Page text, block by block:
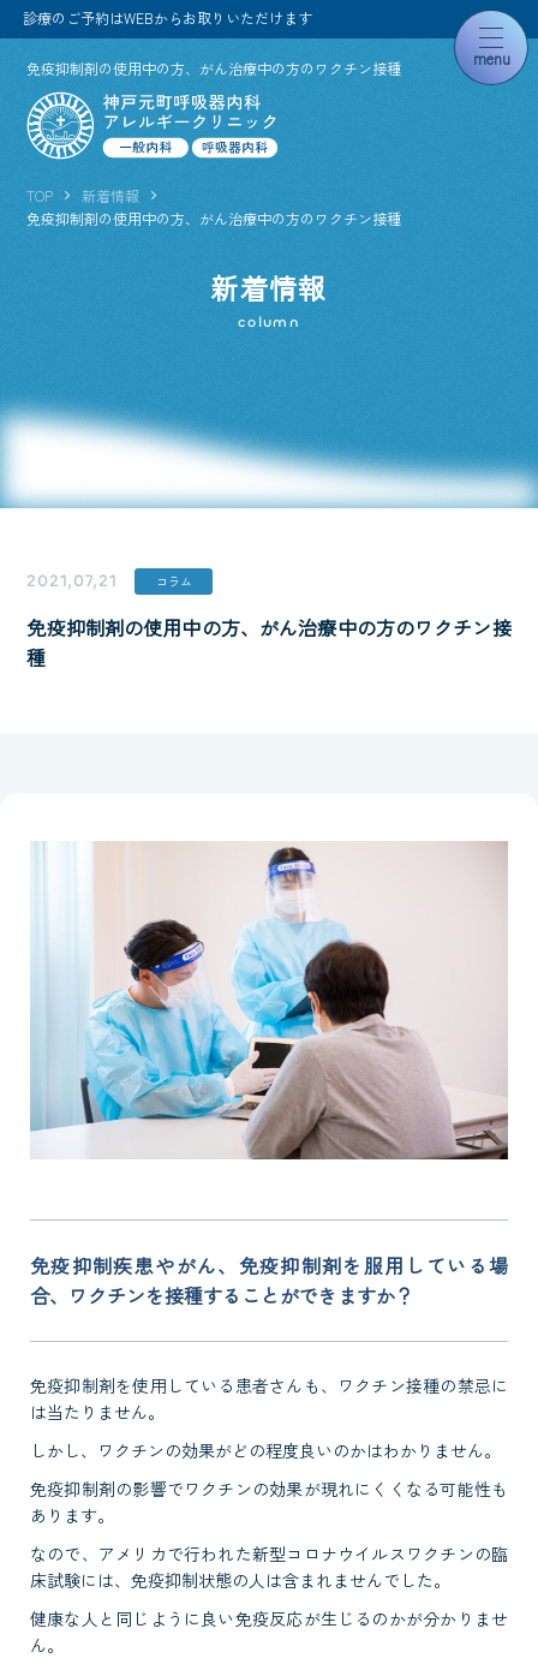
診療のご予約はWEBからお取りいただけます
免疫抑制剤の使用中の方、がん治療中の方のワクチン接種
toggle
TOP
新着情報
免疫抑制剤の使用中の方、がん治療中の方のワクチン接種
新着情報
column
2021,07,21 コラム
免疫抑制剤の使用中の方、がん治療中の方のワクチン接
種
免疫抑制疾患やがん、免疫抑制剤を服用している場
合、ワクチンを接種することができますか？
免疫抑制剤を使用している患者さんも、ワクチン接種の禁忌に
は当たりません。
しかし、ワクチンの効果がどの程度良いのかはわかりません。
免疫抑制剤の影響でワクチンの効果が現れにくくなる可能性も
あります。
なので、アメリカで行われた新型コロナウイルスワクチンの臨
床試験には、免疫抑制状態の人は含まれませんでした。
健康な人と同じように良い免疫反応が生じるのかが分かりませ
ん。